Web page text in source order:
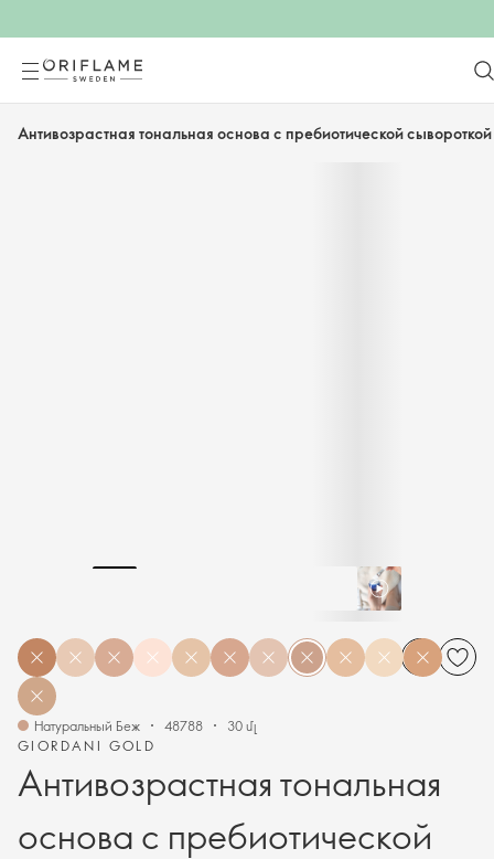
Антивозрастная тональная основа с пребиотической
GIORDANI GOLD
Антивозрастная тональная
основа с пребиотической
Натуральный Беж 48788 30 մլ